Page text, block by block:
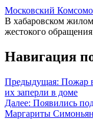
Московский
В хабаровском
жестокого
Навигация
Предыдущая: Пожар
их заперли в доме
Далее: Появились
Маргариты Симоньян